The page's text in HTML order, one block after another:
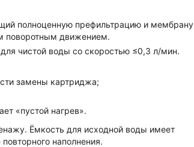
полноценную префильтрацию и мембрану
поворотным движением.
чистой воды со скоростью ≤0,3 л/мин.
замены картриджа;
«пустой нагрев».
Ёмкость для исходной воды имеет
наполнения.